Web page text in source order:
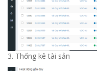
3. Thống kê tài sản